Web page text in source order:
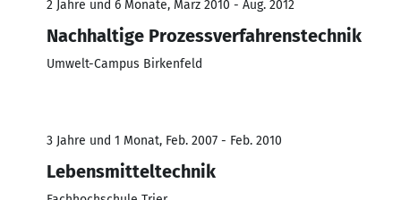
2 Jahre und 6 Monate, März 2010 - Aug. 2012
Nachhaltige Prozessverfahrenstechnik
Umwelt-Campus Birkenfeld
3 Jahre und 1 Monat, Feb. 2007 - Feb. 2010
Lebensmitteltechnik